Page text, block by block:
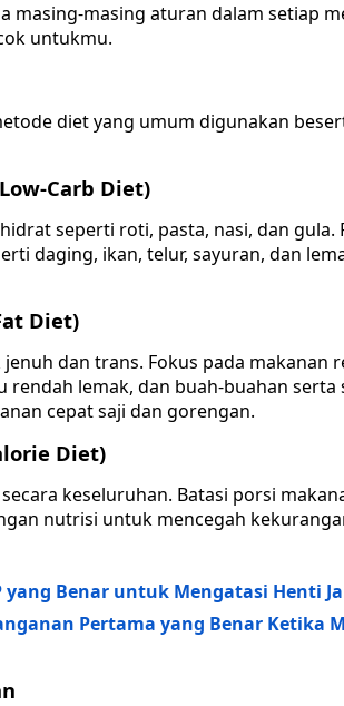
masing-masing aturan dalam setiap
untukmu.
diet yang umum digunakan
Carb Diet)
seperti roti, pasta, nasi, dan gula.
daging, ikan, telur, sayuran, dan
Diet)
dan trans. Fokus pada makanan
lemak, dan buah-buahan serta
cepat saji dan gorengan.
Diet)
keseluruhan. Batasi porsi
nutrisi untuk mencegah
yang Benar untuk Mengatasi Henti
Pertama yang Benar Ketika